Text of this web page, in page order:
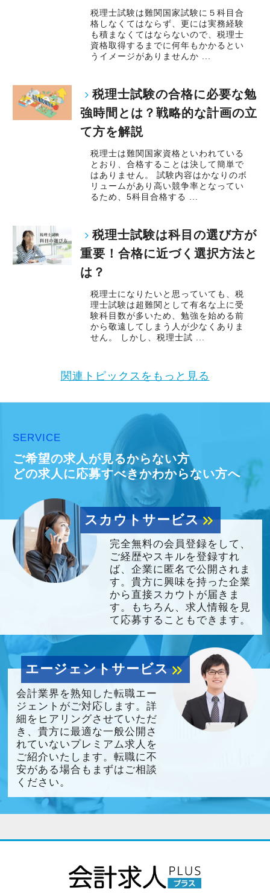
税理士試験は難関国家試験に５科目合
格しなくてはならず、更には実務経験
も積まなくてはならないので、税理士
資格取得するまでに何年もかかるとい
うイメージがありませんか ...
税理士試験の合格に必要な勉
強時間とは？戦略的な計画の立
て方を解説
税理士は難関国家資格といわれている
とおり、合格することは決して簡単で
はありません。 試験内容はかなりのボ
リュームがあり高い競争率となってい
るため、5科目合格する ...
税理士試験は科目の選び方が
重要！合格に近づく選択方法と
は？
税理士になりたいと思っていても、税
理士試験は超難関として有名な上に受
験科目数が多いため、勉強を始める前
から敬遠してしまう人が少なくありま
せん。 しかし、税理士試 ...
関連トピックスをもっと見る
SERVICE
ご希望の求人が見るからない方
どの求人に応募すべきかわからない方へ
スカウトサービスkeyboard_double_arrow_right
完全無料の会員登録をして、
ご経歴やスキルを登録すれ
ば、企業に匿名で公開されま
す。貴方に興味を持った企業
から直接スカウトが届きま
す。もちろん、求人情報を見
て応募することもできます。
エージェントサービスkeyboard_double_arrow_right
会計業界を熟知した転職エー
ジェントがご対応します。詳
細をヒアリングさせていただ
き、貴方に最適な一般公開さ
れていないプレミアム求人を
ご紹介いたします。転職に不
安がある場合もまずはご相談
ください。